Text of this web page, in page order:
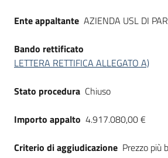
Ente appaltante AZIENDA USL DI
Bando rettificato
LETTERA RETTIFICA ALLEGATO A)
Stato procedura Chiuso
Importo appalto 4.917.080,00 €
Criterio di aggiudicazione Prezzo più